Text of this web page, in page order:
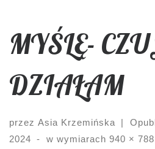
MYŚLĘ-
DZIAŁAM
przez Asia Krzemińska |
2024
- w wymiarach 940 × 788